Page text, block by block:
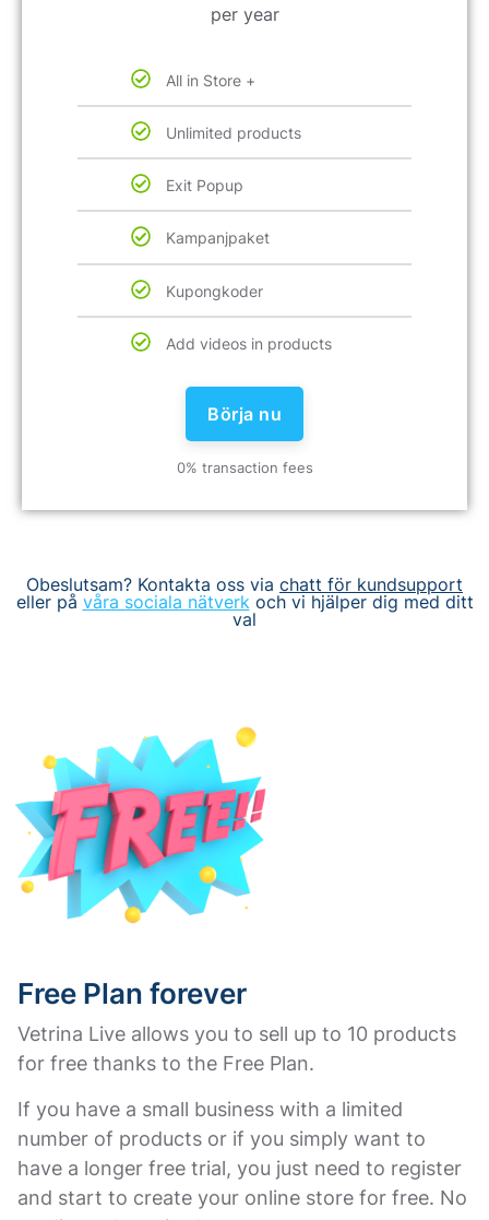
per year
All in Store +
Unlimited products
Exit Popup
Kampanjpaket
Kupongkoder
Add videos in products
Börja nu
0% transaction fees
Obeslutsam? Kontakta oss via chatt för kundsupport
eller på våra sociala nätverkoch vi hjälper dig med ditt
val
Free Plan forever
Vetrina Live allows you to sell up to 10 products
for free thanks to the Free Plan.
If you have a small business with a limited
number of products or if you simply want to
have a longer free trial, you just need to register
and start to create your online store for free. No